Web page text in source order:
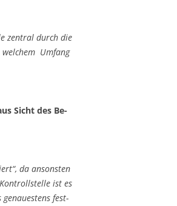
zentral durch die
Umfang
Sicht des Be­
da ansonsten
ist es
genauestens fest­